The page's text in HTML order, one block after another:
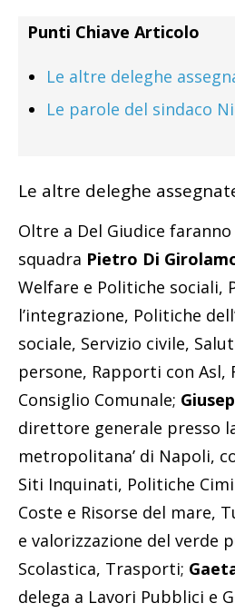
Punti Chiave Articolo
Le altre deleghe
Le parole del sindaco
Le altre deleghe
Oltre a Del Giudice
squadra Pietro Di
Welfare e Politiche sociali,
l’integrazione, Politiche
sociale, Servizio civile,
persone, Rapporti con Asl,
Consiglio Comunale;
direttore generale presso
metropolitana’ di Napoli,
Siti Inquinati, Politiche
Coste e Risorse del mare,
e valorizzazione del verde
Scolastica, Trasporti;
delega a Lavori Pubblici e